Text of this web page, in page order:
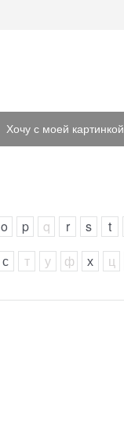
Хочу с моей картинкой
o p q r s t
с т у ф х ц